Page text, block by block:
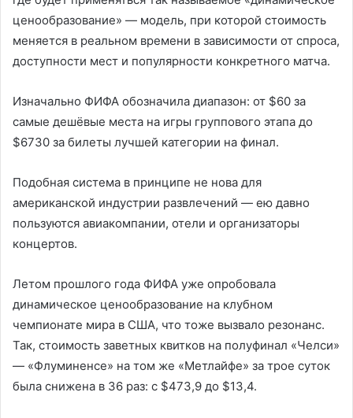
ценообразование» — модель, при которой стоимость
меняется в реальном времени в зависимости от спроса,
доступности мест и популярности конкретного матча.
Изначально ФИФА обозначила диапазон: от $60 за
самые дешёвые места на игры группового этапа до
$6730 за билеты лучшей категории на финал.
Подобная система в принципе не нова для
американской индустрии развлечений — ею давно
пользуются авиакомпании, отели и организаторы
концертов.
Летом прошлого года ФИФА уже опробовала
динамическое ценообразование на клубном
чемпионате мира в США, что тоже вызвало резонанс.
Так, стоимость заветных квитков на полуфинал «Челси»
— «Флуминенсе» на том же «Метлайфе» за трое суток
была снижена в 36 раз: с $473,9 до $13,4.